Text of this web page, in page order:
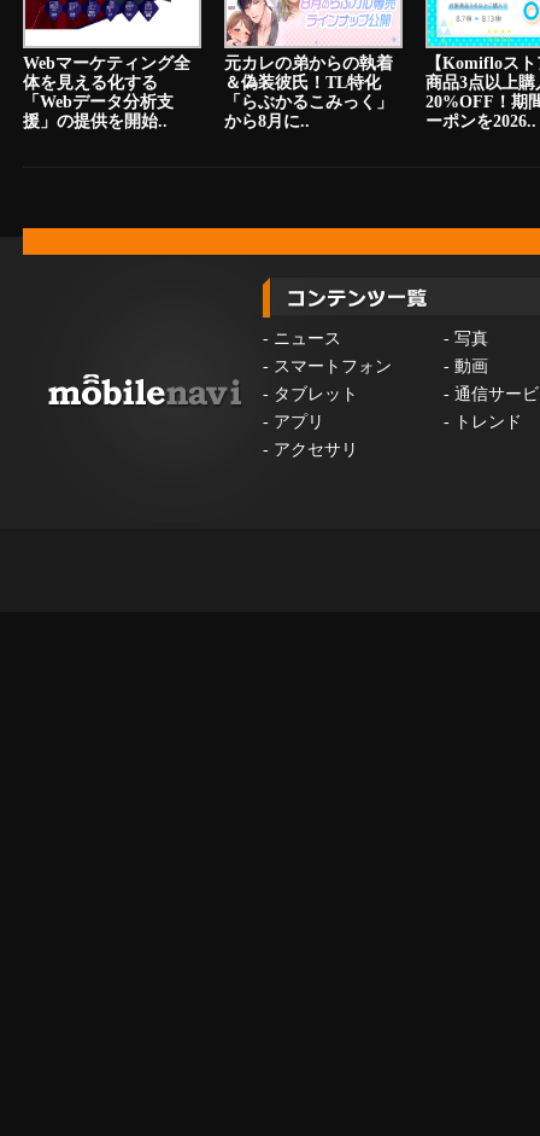
Webマーケティング全
体を見える化する
「Webデータ分析支
援」の提供を開始..
元カレの弟からの執着
＆偽装彼氏！TL特化
「らぶかるこみっく」
から8月に..
【Komifloス
商品3点以上購
20%OFF！期
ーポンを2026..
- ニュース - 写真
- スマートフォン - 動画
- タブレット - 通信サー
- アプリ -
トレンド
- アクセサリ